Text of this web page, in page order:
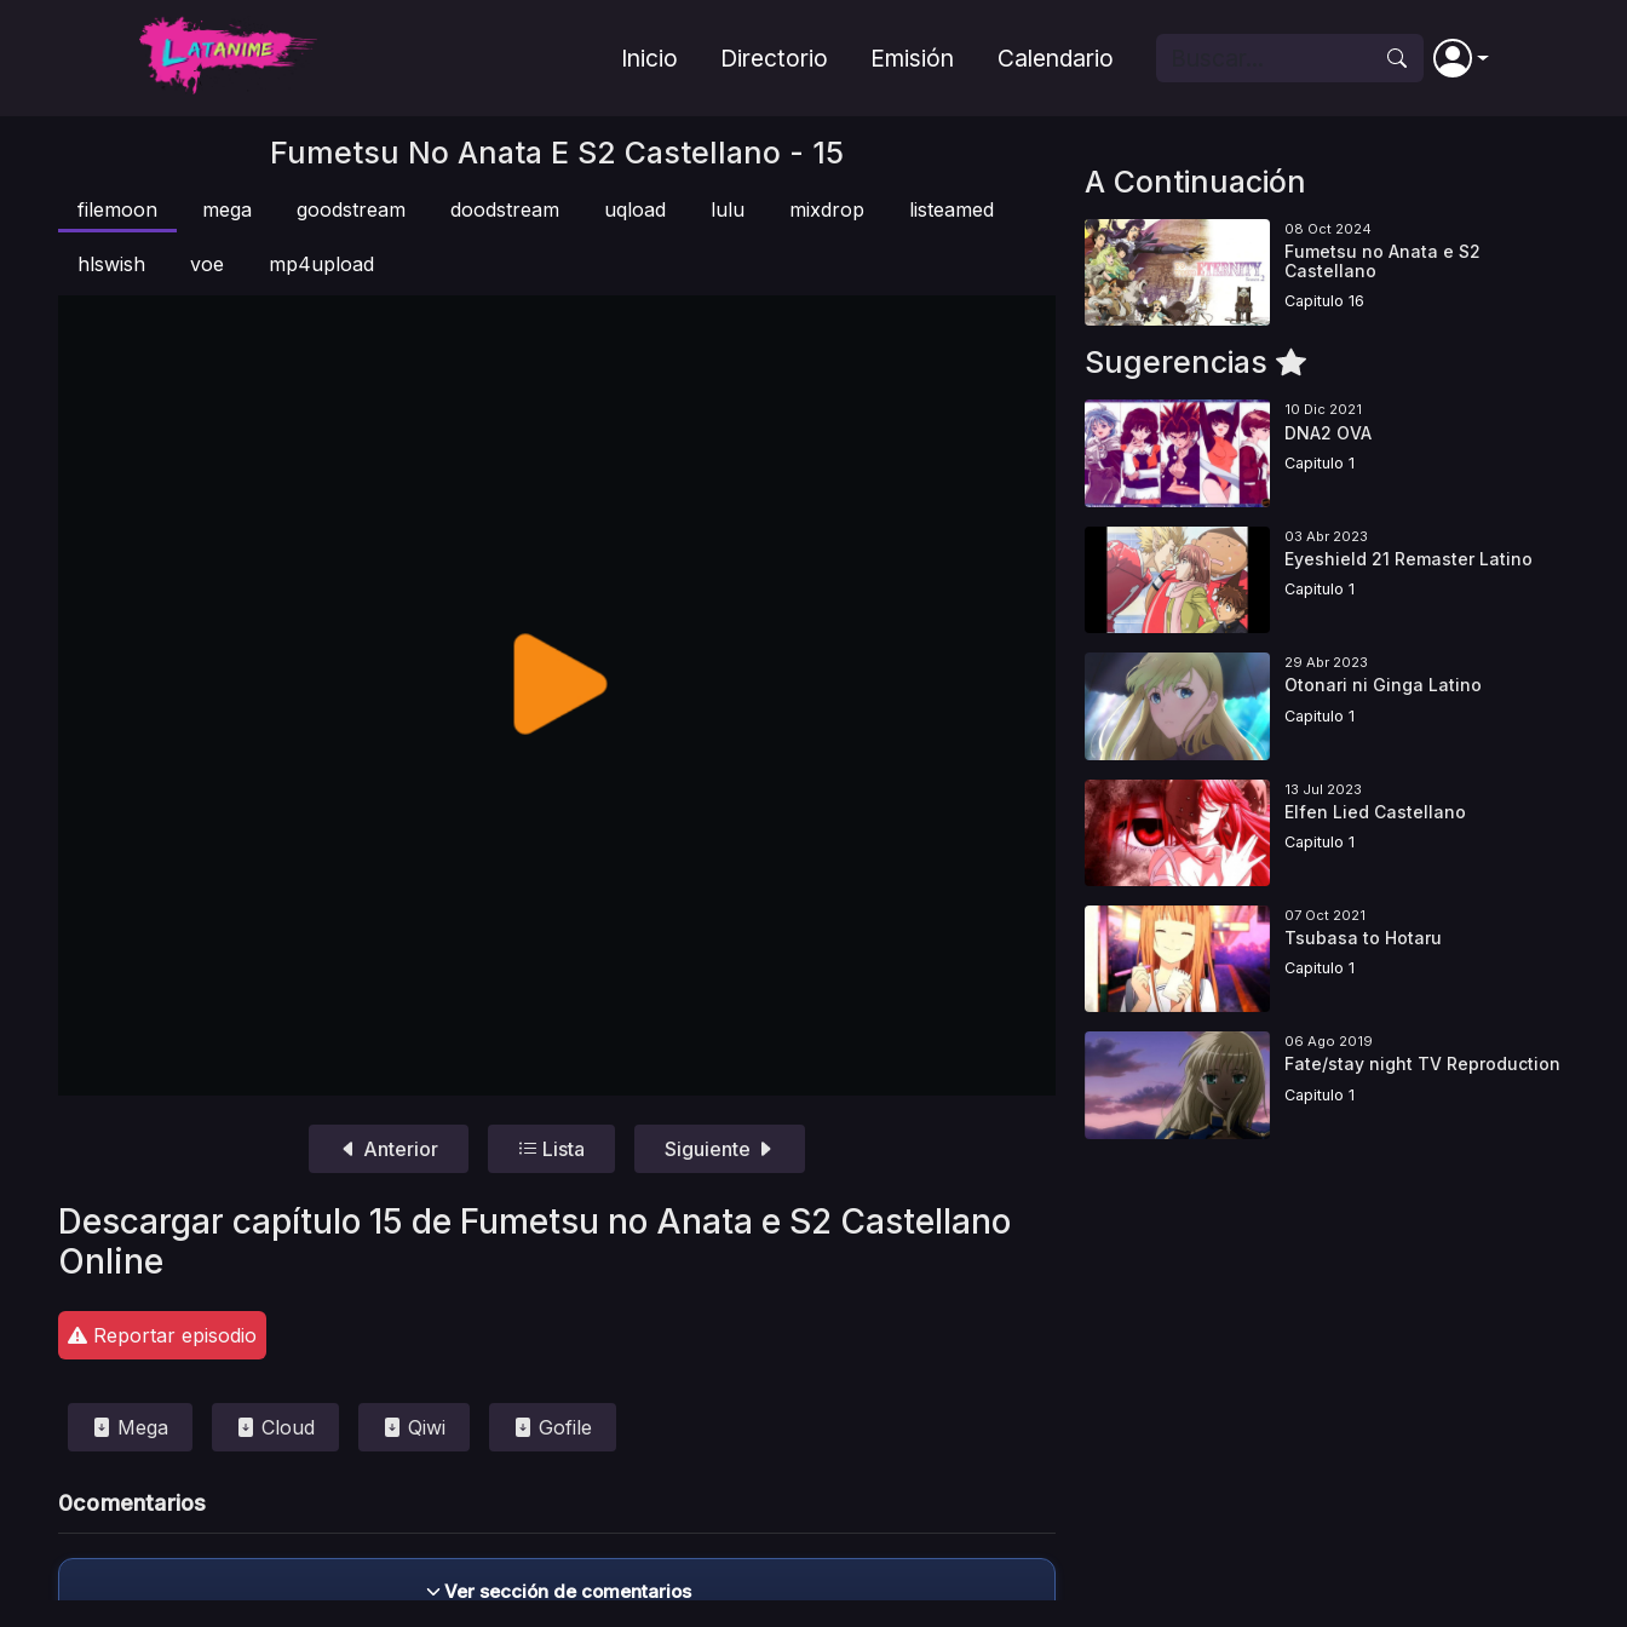
Inicio Directorio Emisión Calendario
Fumetsu No Anata E S2 Castellano - 15
filemoon mega goodstream doodstream uqload lulu mixdrop listeamed
hlswish voe mp4upload
Anterior Lista Siguiente
Descargar capítulo 15 de Fumetsu no Anata e S2 Castellano
Online
Reportar episodio
Mega Cloud Qiwi Gofile
0comentarios
Ver sección de comentarios
A Continuación
08 Oct 2024
Fumetsu no Anata e S2
Castellano
Capitulo 16
Sugerencias
10 Dic 2021
DNA2 OVA
Capitulo 1
03 Abr 2023
Eyeshield 21 Remaster Latino
Capitulo 1
29 Abr 2023
Otonari ni Ginga Latino
Capitulo 1
13 Jul 2023
Elfen Lied Castellano
Capitulo 1
07 Oct 2021
Tsubasa to Hotaru
Capitulo 1
06 Ago 2019
Fate/stay night TV Reproduction
Capitulo 1